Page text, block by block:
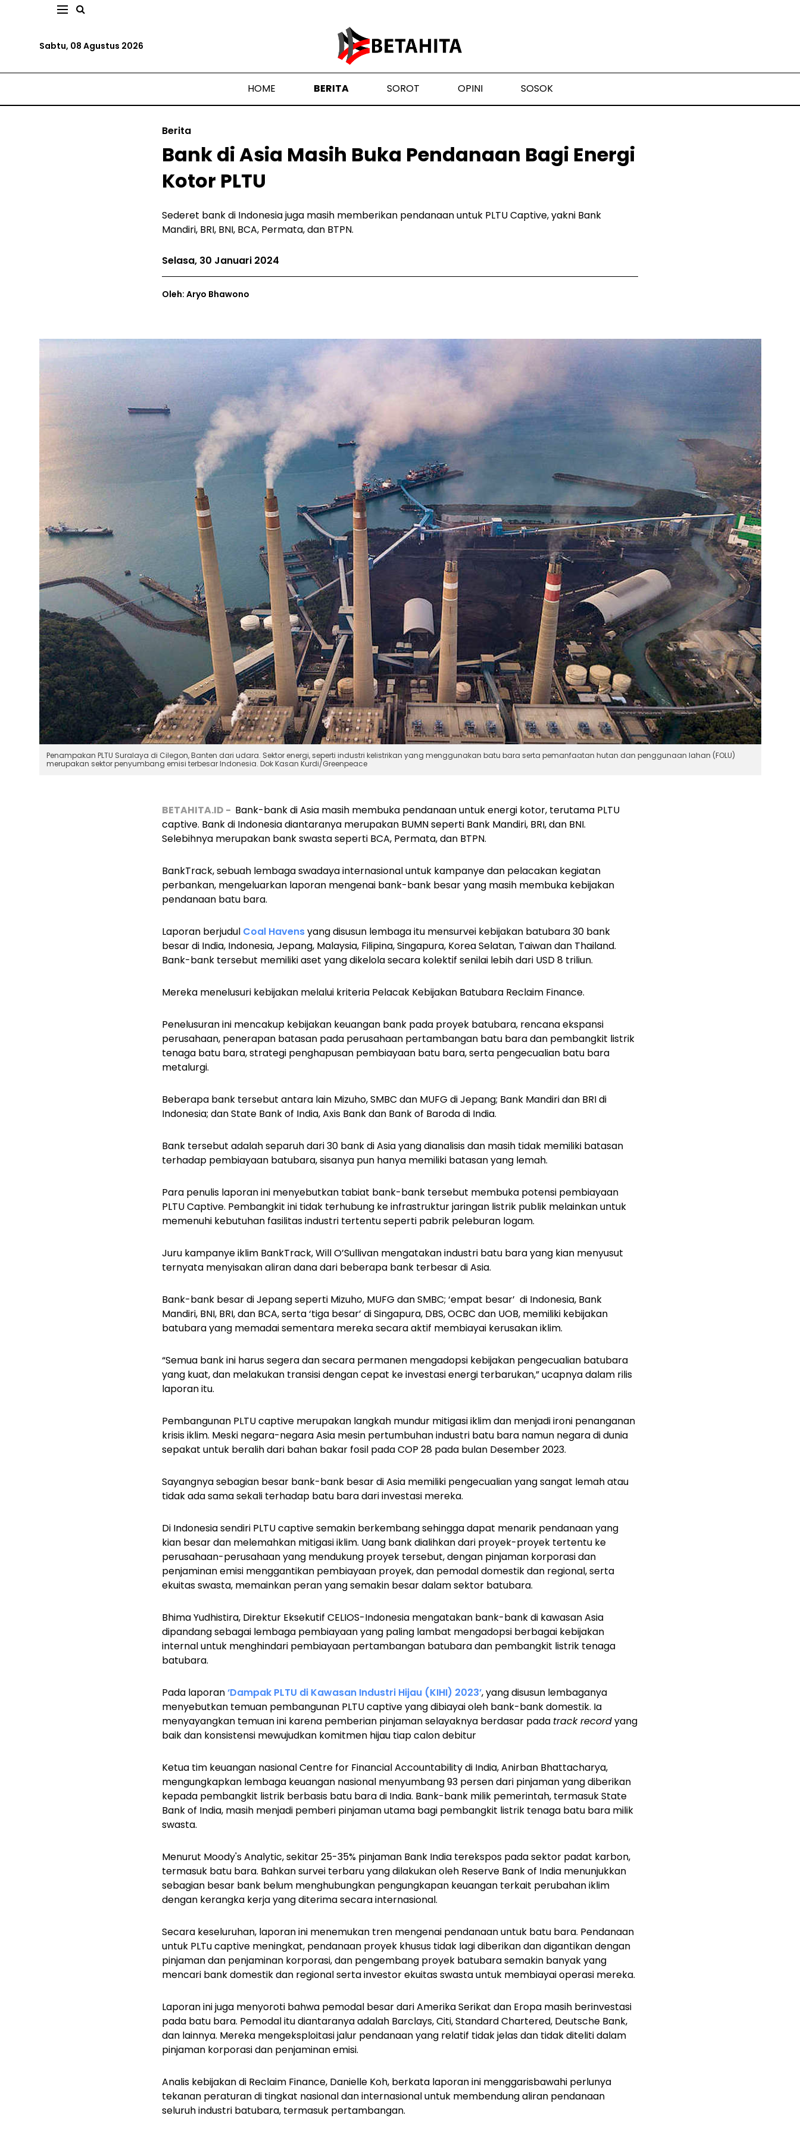
Sabtu, 08 Agustus 2026
HOME BERITA SOROT OPINI SOSOK
Berita
Bank di Asia Masih Buka Pendanaan Bagi Energi
Kotor PLTU
Sederet bank di Indonesia juga masih memberikan pendanaan untuk PLTU Captive, yakni Bank
Mandiri, BRI, BNI, BCA, Permata, dan BTPN.
Selasa, 30 Januari 2024
Oleh: Aryo Bhawono
Penampakan PLTU Suralaya di Cilegon, Banten dari udara. Sektor energi, seperti industri kelistrikan yang menggunakan batu bara serta pemanfaatan hutan dan penggunaan lahan (FOLU)
merupakan sektor penyumbang emisi terbesar Indonesia. Dok Kasan Kurdi/Greenpeace
BETAHITA.ID - Bank-bank di Asia masih membuka pendanaan untuk energi kotor, terutama PLTU
captive. Bank di Indonesia diantaranya merupakan BUMN seperti Bank Mandiri, BRI, dan BNI.
Selebihnya merupakan bank swasta seperti BCA, Permata, dan BTPN.
BankTrack, sebuah lembaga swadaya internasional untuk kampanye dan pelacakan kegiatan
perbankan, mengeluarkan laporan mengenai bank-bank besar yang masih membuka kebijakan
pendanaan batu bara.
Laporan berjudul Coal Havensyang disusun lembaga itu mensurvei kebijakan batubara 30 bank
besar di India, Indonesia, Jepang, Malaysia, Filipina, Singapura, Korea Selatan, Taiwan dan Thailand.
Bank-bank tersebut memiliki aset yang dikelola secara kolektif senilai lebih dari USD 8 triliun.
Mereka menelusuri kebijakan melalui kriteria Pelacak Kebijakan Batubara Reclaim Finance.
Penelusuran ini mencakup kebijakan keuangan bank pada proyek batubara, rencana ekspansi
perusahaan, penerapan batasan pada perusahaan pertambangan batu bara dan pembangkit listrik
tenaga batu bara, strategi penghapusan pembiayaan batu bara, serta pengecualian batu bara
metalurgi.
Beberapa bank tersebut antara lain Mizuho, ​​SMBC dan MUFG di Jepang; Bank Mandiri dan BRI di
Indonesia; dan State Bank of India, Axis Bank dan Bank of Baroda di India.
Bank tersebut adalah separuh dari 30 bank di Asia yang dianalisis dan masih tidak memiliki batasan
terhadap pembiayaan batubara, sisanya pun hanya memiliki batasan yang lemah.
Para penulis laporan ini menyebutkan tabiat bank-bank tersebut membuka potensi pembiayaan
PLTU Captive. Pembangkit ini tidak terhubung ke infrastruktur jaringan listrik publik melainkan untuk
memenuhi kebutuhan fasilitas industri tertentu seperti pabrik peleburan logam.
Juru kampanye iklim BankTrack, Will O’Sullivan mengatakan industri batu bara yang kian menyusut
ternyata menyisakan aliran dana dari beberapa bank terbesar di Asia.
Bank-bank besar di Jepang seperti Mizuho, MUFG dan SMBC; ‘empat besar’ di Indonesia, Bank
Mandiri, BNI, BRI, dan BCA, serta ‘tiga besar’ di Singapura, DBS, OCBC dan UOB, memiliki kebijakan
batubara yang memadai sementara mereka secara aktif membiayai kerusakan iklim.
“Semua bank ini harus segera dan secara permanen mengadopsi kebijakan pengecualian batubara
yang kuat, dan melakukan transisi dengan cepat ke investasi energi terbarukan,” ucapnya dalam rilis
laporan itu.
Pembangunan PLTU captive merupakan langkah mundur mitigasi iklim dan menjadi ironi penanganan
krisis iklim. Meski negara-negara Asia mesin pertumbuhan industri batu bara namun negara di dunia
sepakat untuk beralih dari bahan bakar fosil pada COP 28 pada bulan Desember 2023.
Sayangnya sebagian besar bank-bank besar di Asia memiliki pengecualian yang sangat lemah atau
tidak ada sama sekali terhadap batu bara dari investasi mereka.
Di Indonesia sendiri PLTU captive semakin berkembang sehingga dapat menarik pendanaan yang
kian besar dan melemahkan mitigasi iklim. Uang bank dialihkan dari proyek-proyek tertentu ke
perusahaan-perusahaan yang mendukung proyek tersebut, dengan pinjaman korporasi dan
penjaminan emisi menggantikan pembiayaan proyek, dan pemodal domestik dan regional, serta
ekuitas swasta, memainkan peran yang semakin besar dalam sektor batubara.
Bhima Yudhistira, Direktur Eksekutif CELIOS-Indonesia mengatakan bank-bank di kawasan Asia
dipandang sebagai lembaga pembiayaan yang paling lambat mengadopsi berbagai kebijakan
internal untuk menghindari pembiayaan pertambangan batubara dan pembangkit listrik tenaga
batubara.
Pada laporan‘Dampak PLTU di Kawasan Industri Hijau (KIHI) 2023’, yang disusun lembaganya
menyebutkan temuan pembangunan PLTU captive yang dibiayai oleh bank-bank domestik. Ia
menyayangkan temuan ini karena pemberian pinjaman selayaknya berdasar pada track recordyang
baik dan konsistensi mewujudkan komitmen hijau tiap calon debitur
Ketua tim keuangan nasional Centre for Financial Accountability di India, Anirban Bhattacharya,
mengungkapkan lembaga keuangan nasional menyumbang 93 persen dari pinjaman yang diberikan
kepada pembangkit listrik berbasis batu bara di India. Bank-bank milik pemerintah, termasuk State
Bank of India, masih menjadi pemberi pinjaman utama bagi pembangkit listrik tenaga batu bara milik
swasta.
Menurut Moody's Analytic, sekitar 25-35% pinjaman Bank India terekspos pada sektor padat karbon,
termasuk batu bara. Bahkan survei terbaru yang dilakukan oleh Reserve Bank of India menunjukkan
sebagian besar bank belum menghubungkan pengungkapan keuangan terkait perubahan iklim
dengan kerangka kerja yang diterima secara internasional.
Secara keseluruhan, laporan ini menemukan tren mengenai pendanaan untuk batu bara. Pendanaan
untuk PLTu captive meningkat, pendanaan proyek khusus tidak lagi diberikan dan digantikan dengan
pinjaman dan penjaminan korporasi, dan pengembang proyek batubara semakin banyak yang
mencari bank domestik dan regional serta investor ekuitas swasta untuk membiayai operasi mereka.
Laporan ini juga menyoroti bahwa pemodal besar dari Amerika Serikat dan Eropa masih berinvestasi
pada batu bara. Pemodal itu diantaranya adalah Barclays, Citi, Standard Chartered, Deutsche Bank,
dan lainnya. Mereka mengeksploitasi jalur pendanaan yang relatif tidak jelas dan tidak diteliti dalam
pinjaman korporasi dan penjaminan emisi.
Analis kebijakan di Reclaim Finance, Danielle Koh, berkata laporan ini menggarisbawahi perlunya
tekanan peraturan di tingkat nasional dan internasional untuk membendung aliran pendanaan
seluruh industri batubara, termasuk pertambangan.